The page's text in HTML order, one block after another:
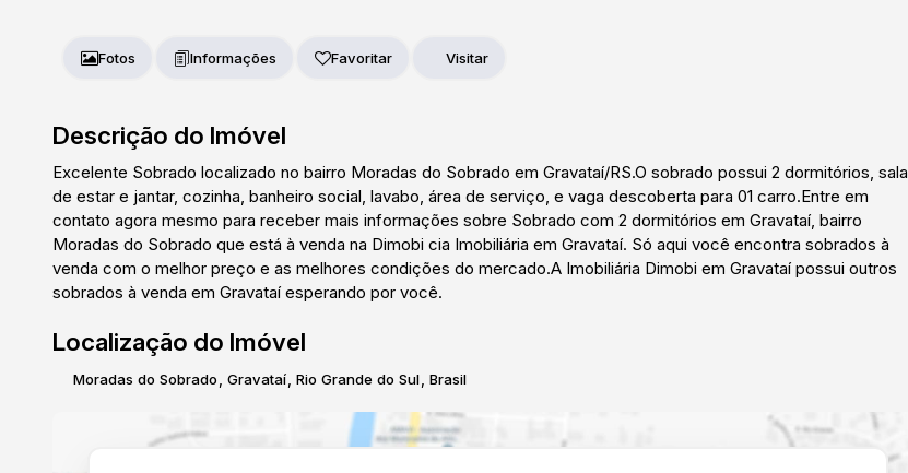
Fotos Favoritar
Descrição do Imóvel
Excelente Sobrado localizado no bairro Moradas do Sobrado em Gravataí/RS.O sobrado possui 2 dormitórios, sala
de estar e jantar, cozinha, banheiro social, lavabo, área de serviço, e vaga descoberta para 01 carro.Entre em
contato agora mesmo para receber mais informações sobre Sobrado com 2 dormitórios em Gravataí, bairro
Moradas do Sobrado que está à venda na Dimobi cia Imobiliária em Gravataí. Só aqui você encontra sobrados à
venda com o melhor preço e as melhores condições do mercado.A Imobiliária Dimobi em Gravataí possui outros
sobrados à venda em Gravataí esperando por você.
Localização do Imóvel
Moradas do Sobrado Gravataí Rio Grande do Sul Brasil